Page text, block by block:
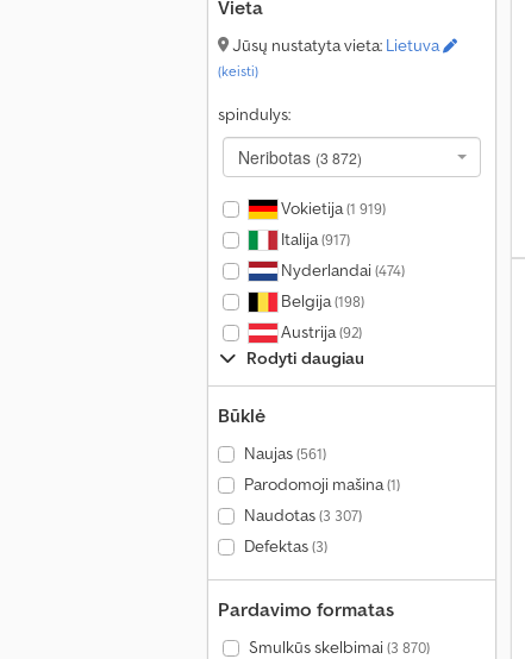
Vieta
Jūsų nustatyta vieta: Lietuva
(keisti)
spindulys:
Neribotas (3 872)
Vokietija(1 919)
Italija(917)
Nyderlandai(474)
Belgija(198)
Austrija(92)
Rodyti daugiau
Būklė
Naujas(561)
Parodomoji mašina(1)
Naudotas(3 307)
Defektas(3)
Pardavimo formatas
Smulkūs skelbimai(3 870)